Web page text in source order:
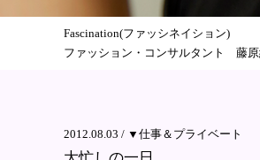
Fascination(ファッシネイション)
ファッション・コンサルタント 藤
2012.08.03 / ▼仕事＆プライベート